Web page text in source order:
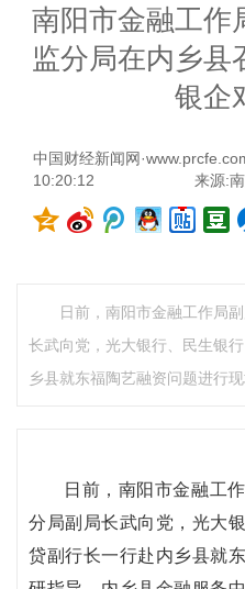
南阳市金融工作
监分局在内乡县
银企
中国财经新闻网
10:20:12
来源:
日前，南阳市金融工作局
长武向党，光大银行、民生银
乡县就东福陶艺融资问题进行
日前，南阳市金融工
分局副局长武向党，光大
贷副行长一行赴内乡县就